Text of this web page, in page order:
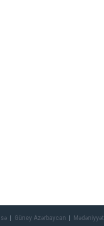
Güney Azərbaycan Mədəniyyət